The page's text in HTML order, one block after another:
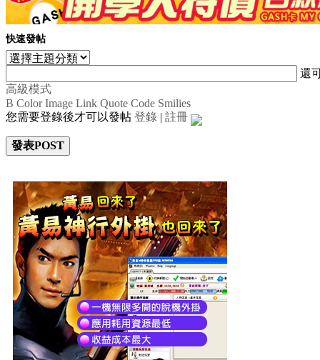
快速發帖
還
高級模式
B Color Image Link Quote Code Smilies
您需要登錄後才可以發帖 登錄 | 註冊
發表POST